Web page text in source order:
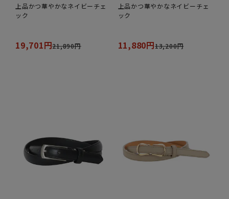
上品かつ華やかなネイビーチェ
ック
19,701円21,890円
上品かつ華やかなネイビーチェ
ック
11,880円13,200円